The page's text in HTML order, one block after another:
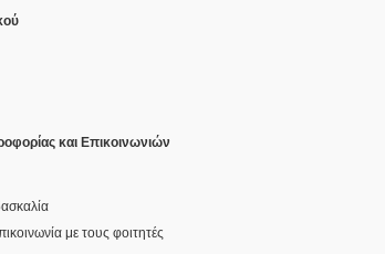
και Επικοινωνιών
με τους φοιτητές